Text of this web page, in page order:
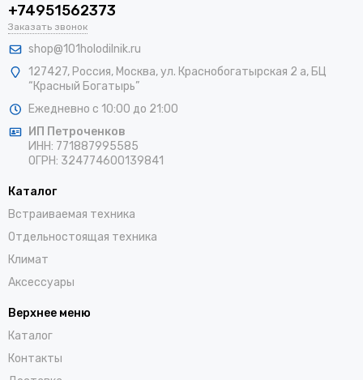
+74951562373
Заказать звонок
shop@101holodilnik.ru
127427, Россия, Москва,ул. Краснобогатырская 2 а, БЦ
“Красный Богатырь”
Ежедневно с 10:00 до 21:00
ИП Петроченков
ИНН: 771887995585
ОГРН: 324774600139841
Каталог
Встраиваемая техника
Отдельностоящая техника
Климат
Аксессуары
Верхнее меню
Каталог
Контакты